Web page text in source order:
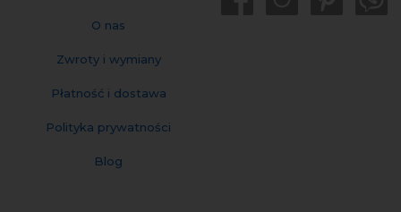
O nas
Zwroty i wymiany
Płatność i dostawa
Polityka prywatności
Blog